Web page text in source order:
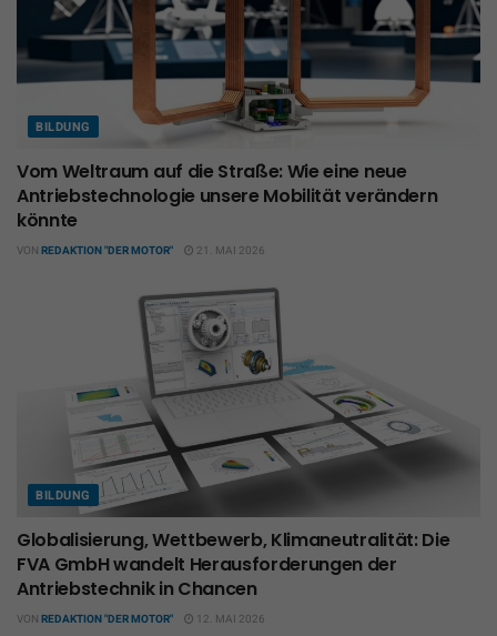
BILDUNG
Vom Weltraum auf die Straße: Wie eine neue
Antriebstechnologie unsere Mobilität verändern
könnte
VON REDAKTION "DER MOTOR" 21. MAI 2026
BILDUNG
Globalisierung, Wettbewerb, Klimaneutralität: Die
FVA GmbH wandelt Herausforderungen der
Antriebstechnik in Chancen
VON REDAKTION "DER MOTOR" 12. MAI 2026